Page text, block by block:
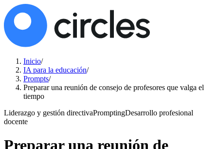
Inicio/
IA para la educación/
Prompts/
Preparar una reunión de consejo de profesores que valga el
tiempo
Liderazgo y gestión directivaPromptingDesarrollo profesional
docente
Preparar una reunión de